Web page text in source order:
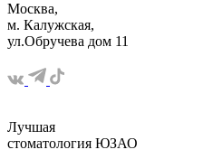
Москва,
м. Калужская,
ул.Обручева дом 11
Лучшая
стоматология ЮЗАО